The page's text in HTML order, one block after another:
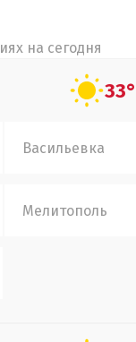
на сегодня
33°
Васильевка
Мелитополь